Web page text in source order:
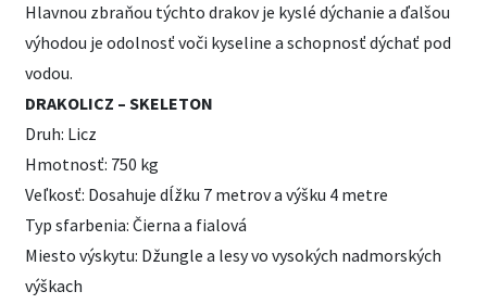
Hlavnou zbraňou týchto drakov je kyslé dýchanie a ďalšou
výhodou je odolnosť voči kyseline a schopnosť dýchať pod
vodou.
DRAKOLICZ – SKELETON
Druh: Licz
Hmotnosť: 750 kg
Veľkosť: Dosahuje dĺžku 7 metrov a výšku 4 metre
Typ sfarbenia: Čierna a fialová
Miesto výskytu: Džungle a lesy vo vysokých nadmorských
výškach